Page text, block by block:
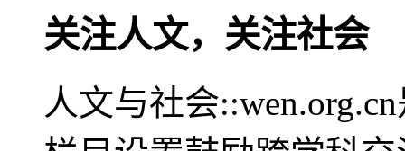
关注人文，关注社会
人文与社会